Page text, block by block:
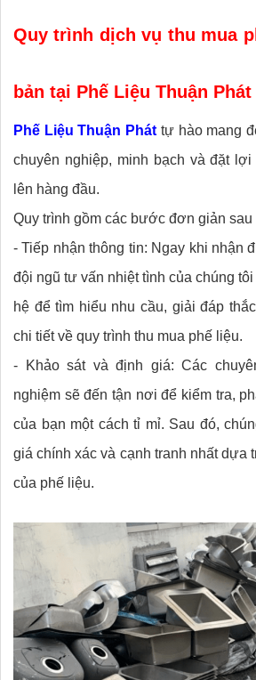
Quy trình dịch vụ thu mua
bản tại Phế Liệu Thuận Phát
Phế Liệu Thuận Phát tự hào mang
chuyên nghiệp, minh bạch và đặt
lên hàng đầu.
Quy trình gồm các bước đơn giản sau
- Tiếp nhận thông tin: Ngay khi nhận
đội ngũ tư vấn nhiệt tình của chúng
hệ để tìm hiểu nhu cầu, giải đáp
chi tiết về quy trình thu mua phế liệu.
- Khảo sát và định giá: Các
nghiệm sẽ đến tận nơi để kiểm tra,
của bạn một cách tỉ mỉ. Sau đó,
giá chính xác và cạnh tranh nhất dựa
của phế liệu.